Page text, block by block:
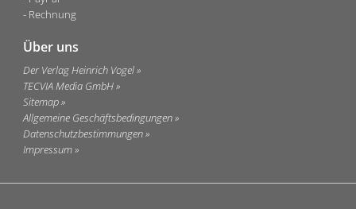
Rechnung
Über uns
Der Verlag Heinrich Vogel
TECVIA Media GmbH
Sitemap
Allgemeine Geschäftsbedingungen
Datenschutzbestimmungen
Impressum